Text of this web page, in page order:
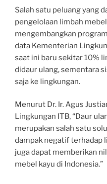
Salah satu peluang yang
pengelolaan limbah
mengembangkan
data Kementerian
saat ini baru sekitar 10%
didaur ulang, sementara
saja ke lingkungan.
Menurut Dr. Ir. Agus
Lingkungan ITB, “Daur
merupakan salah satu
dampak negatif terhadap
juga dapat memberikan
mebel kayu di Indonesia.”